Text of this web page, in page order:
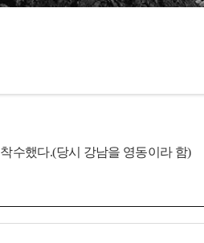
수했다.(당시 강남을 영동이라 함)